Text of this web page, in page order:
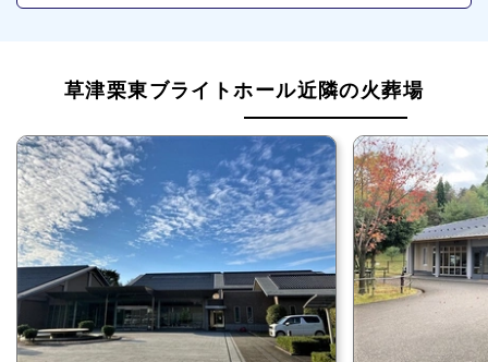
草津ブライトホール【草津駅西】は、公益社が運営す
る民営斎場です。
様々なタイプに合わせた葬儀を執り行うことができま
す。
宗派宗教不問です
草津栗東ブライトホール近隣の火葬場